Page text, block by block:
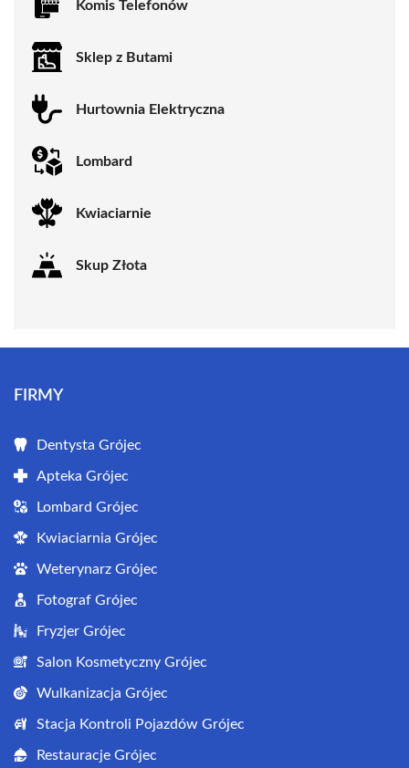
Komis Telefonów
Sklep z Butami
Hurtownia Elektryczna
Lombard
Kwiaciarnie
Skup Złota
FIRMY
Dentysta Grójec
Apteka Grójec
Lombard Grójec
Kwiaciarnia Grójec
Weterynarz Grójec
Fotograf Grójec
Fryzjer Grójec
Salon Kosmetyczny Grójec
Wulkanizacja Grójec
Stacja Kontroli Pojazdów Grójec
Restauracje Grójec